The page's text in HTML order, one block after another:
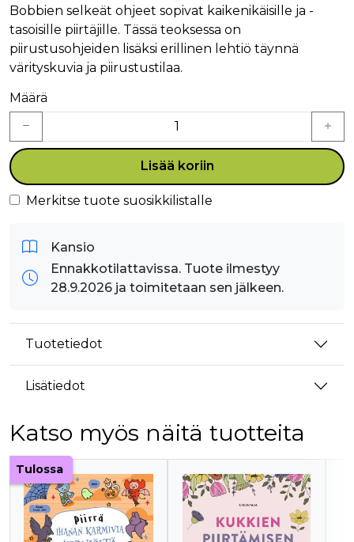
Bobbien selkeät ohjeet sopivat kaikenikäisille ja -
tasoisille piirtäjille. Tässä teoksessa on
piirustusohjeiden lisäksi erillinen lehtiö täynnä
värityskuvia ja piirustustilaa.
Määrä
Lisää koriin
Merkitse tuote suosikkilistalle
Kansio
Ennakkotilattavissa. Tuote ilmestyy
28.9.2026 ja toimitetaan sen jälkeen.
Tuotetiedot
Lisätiedot
Katso myös näitä tuotteita
Tuoteluettelon alku
Tulossa